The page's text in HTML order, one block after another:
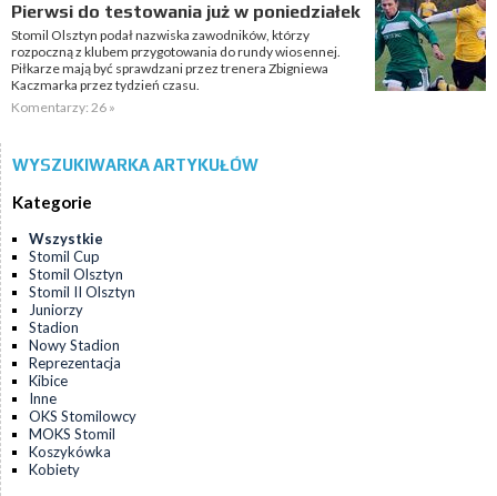
Pierwsi do testowania już w poniedziałek
Stomil Olsztyn podał nazwiska zawodników, którzy
rozpoczną z klubem przygotowania do rundy wiosennej.
Piłkarze mają być sprawdzani przez trenera Zbigniewa
Kaczmarka przez tydzień czasu.
Komentarzy: 26 »
WYSZUKIWARKA ARTYKUŁÓW
Kategorie
Wszystkie
Stomil Cup
Stomil Olsztyn
Stomil II Olsztyn
Juniorzy
Stadion
Nowy Stadion
Reprezentacja
Kibice
Inne
OKS Stomilowcy
MOKS Stomil
Koszykówka
Kobiety